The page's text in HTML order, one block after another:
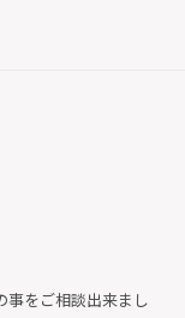
事をご相談出来まし